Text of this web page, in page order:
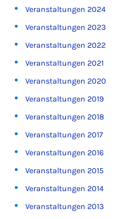
Veranstaltungen 2024
Veranstaltungen 2023
Veranstaltungen 2022
Veranstaltungen 2021
Veranstaltungen 2020
Veranstaltungen 2019
Veranstaltungen 2018
Veranstaltungen 2017
Veranstaltungen 2016
Veranstaltungen 2015
Veranstaltungen 2014
Veranstaltungen 2013